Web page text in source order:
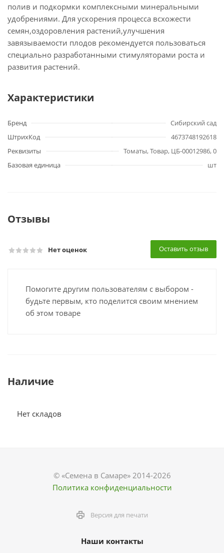
полив и подкормки комплексными минеральными
удобрениями. Для ускорения процесса всхожести
семян,оздоровления растений,улучшения
завязываемости плодов рекомендуется пользоваться
специально разработанными стимуляторами роста и
развития растений.
Характеристики
Бренд
Сибирский сад
ШтрихКод
4673748192618
Реквизиты
Томаты, Товар, ЦБ-00012986, 0
Базовая единица
шт
Отзывы
Нет оценок Оставить отзыв
Помогите другим пользователям с выбором -
будьте первым, кто поделится своим мнением
об этом товаре
Наличие
Нет складов
© «Семена в Самаре» 2014-2026
Политика конфиденциальности
Версия для печати
Наши контакты